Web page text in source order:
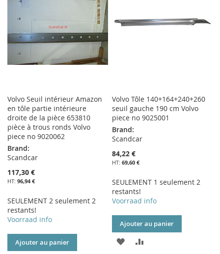
LISTE
D’ENVIE
D’ENVIE
Volvo Seuil intérieur Amazon
en tôle partie intérieure
droite de la pièce 653810
pièce à trous ronds Volvo
piece no 9020062
Brand:
Scandcar
117,30 €
96,94 €
SEULEMENT 2 seulement 2
restants!
Voorraad info
Ajouter au panier
Volvo Tôle 140+164+240+260
seuil gauche 190 cm Volvo
piece no 9025001
Brand:
Scandcar
84,22 €
69,60 €
SEULEMENT 1 seulement 2
restants!
Voorraad info
Ajouter au panier
AJOUTER